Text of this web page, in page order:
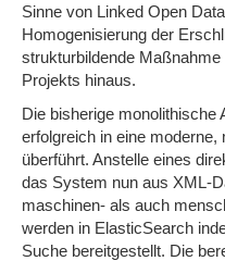
Sinne von Linked Open
Homogenisierung der
strukturbildende
Projekts hinaus.
Die bisherige monolithische
erfolgreich in eine
überführt. Anstelle eines
das System nun aus XML-
maschinen- als auch
werden in ElasticSearch
Suche bereitgestellt. Die